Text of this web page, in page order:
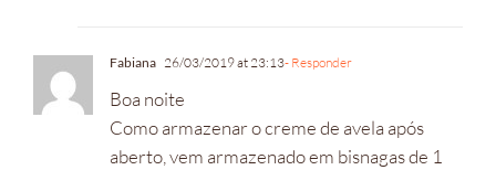
Fabiana 26/03/2019 at 23:13- Responder
Boa noite
Como armazenar o creme de avela após
aberto, vem armazenado em bisnagas de 1